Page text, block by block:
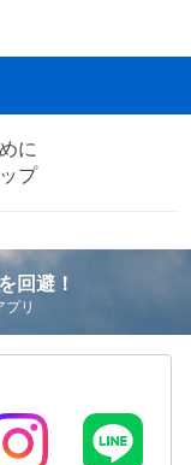
に
プ
回避！
リ